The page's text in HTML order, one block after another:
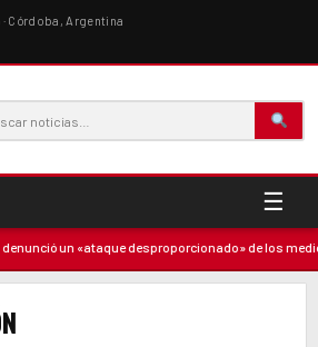
Córdoba, Argentina
☰
un «ataque desproporcionado» de los